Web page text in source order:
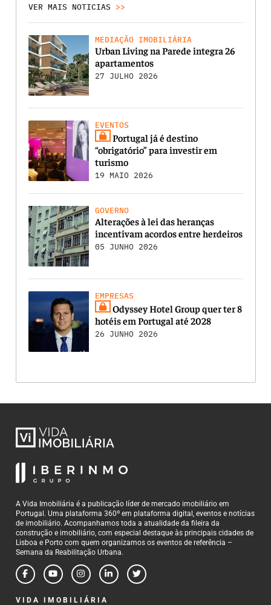
VER MAIS NOTICIAS >>
MEDIAÇÃO IMOBILIÁRIA
Urban Living na Parede integra 26
apartamentos
27 JULHO 2026
EVENTOS
Portugal já é destino
“obrigatório” para investir em
turismo
19 MAIO 2026
GOVERNO
Alterações à lei das heranças
incentivam acordos entre herdeiros
05 JUNHO 2026
EMPRESAS
Odyssey Hotel Group quer ter 8
hotéis em Portugal até 2028
26 JUNHO 2026
A Vida Imobiliária é a publicação líder de mercado imobiliário em
Portugal. Uma plataforma 360º em plataforma digital, eventos e notícias
de imobiliário. Acompanhamos toda a atualidade da fileira da
construção e imobiliário, com especial destaque às principais cidades de
Lisboa e Porto com quem organizamos os eventos de referência –
Semana da Reabilitação Urbana.
VIDA IMOBILIÁRIA